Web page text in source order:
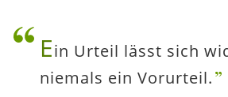
Ein Urteil lässt sich
niemals ein Vorurteil.